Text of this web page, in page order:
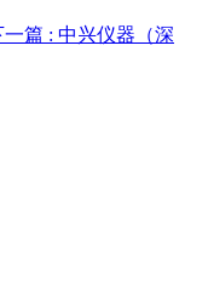
一篇 : 中兴仪器（深